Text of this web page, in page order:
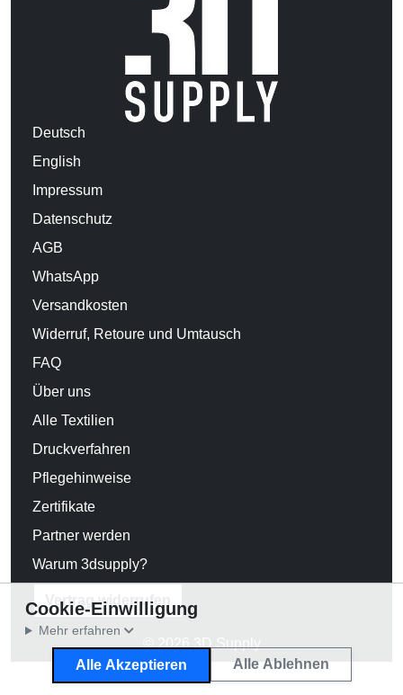
Deutsch
English
Impressum
Datenschutz
AGB
WhatsApp
Versandkosten
Widerruf, Retoure und Umtausch
FAQ
Über uns
Alle Textilien
Druckverfahren
Pflegehinweise
Zertifikate
Partner werden
Warum 3dsupply?
Vertrag widerrufen
© 2026 3D Supply
Cookie-Einwilligung
Mehr erfahren
Alle Akzeptieren Alle Ablehnen